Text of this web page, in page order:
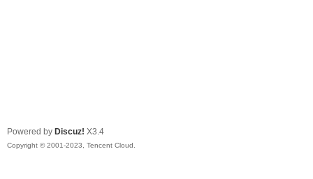
Powered by Discuz! X3.4
Copyright © 2001-2023, Tencent Cloud.